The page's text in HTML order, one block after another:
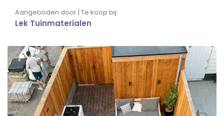
Aangeboden door | Te koop bij:
Lek Tuinmaterialen